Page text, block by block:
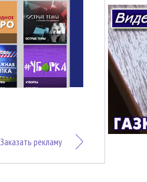
Заказать рекламу